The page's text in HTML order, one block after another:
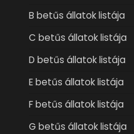
B betűs állatok listája
C betűs állatok listája
D betűs állatok listája
E betűs állatok listája
F betűs állatok listája
G betűs állatok listája